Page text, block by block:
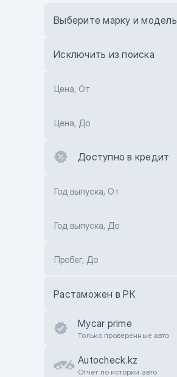
Выберите марку и модель
Исключить из поиска
Цена, От
Цена, До
Доступно в кредит
Год выпуска, От
Год выпуска, До
Пробег, До
Растаможен в РК
Mycar prime
Только проверенные авто
Autocheck.kz
Отчет по истории авто